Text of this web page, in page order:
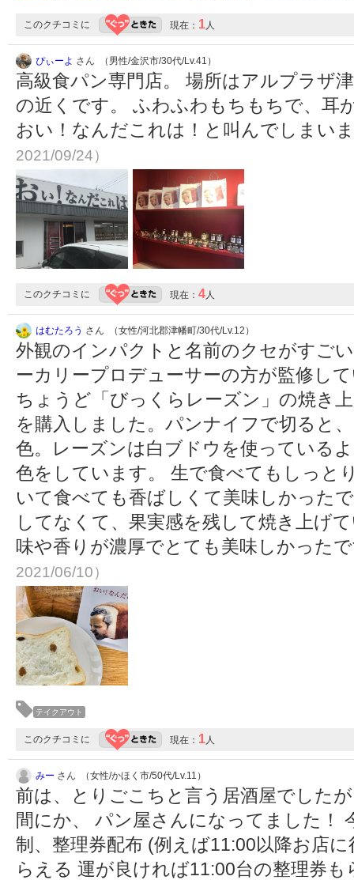
このクチコミに 現在： 1人
ぴぃーよ さん （男性/金沢市/30代/Lv.41）
高級食パン専門店。 場所はアルプラザ
の近くです。 ふわふわもちもちで、耳
おい！なんだこれは！と叫んでしまい
2021/09/24）
このクチコミに 現在： 4人
はむたろう さん （女性/河北郡津幡町/30代/Lv.12）
外観のインパクトと名前のクセがすご
ーカリープロデューサーの方が監修し
ちょうど「びっくらレーズン」の焼き
を購入しました。パンナイフで切ると
色。レーズンは白ブドウを使っている
色をしています。 生で食べてもしっと
いて食べても香ばしくて美味しかった
してなくて、果実感を残して焼き上げ
味や香りが濃厚でとても美味しかった
2021/06/10）
テイクアウト
このクチコミに 現在： 1人
みー さん （女性/かほく市/50代/Lv.11）
前は、とりごこちと言う居酒屋でした
間にか、 パン屋さんになってました！
制、整理券配布 (例えば11:00以降お店
らえる 運が良ければ11:00台の整理券